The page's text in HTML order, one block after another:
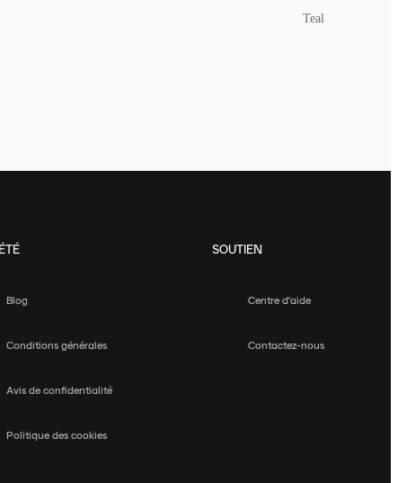
Teal
Blog
Conditions générales
Avis de confidentialité
Politique des cookies
SOUTIEN
Centre d'aide
Contactez-nous